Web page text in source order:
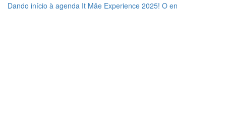
Dando início à agenda It Mãe Experience 2025! O en